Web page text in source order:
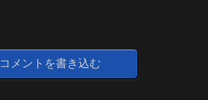
コメントを書き込む